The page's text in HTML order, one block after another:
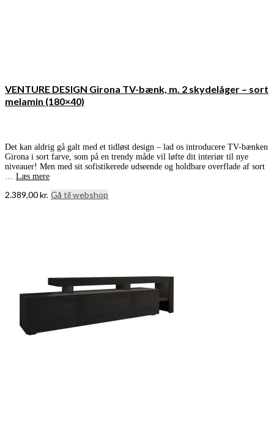
VENTURE DESIGN Girona TV-bænk, m. 2 skydelåger – sort
melamin (180×40)
Det kan aldrig gå galt med et tidløst design – lad os introducere TV-bænken
Girona i sort farve, som på en trendy måde vil løfte dit interiør til nye
niveauer! Men med sit sofistikerede udseende og holdbare overflade af sort
… Læs mere
2.389,00kr. Gå til webshop